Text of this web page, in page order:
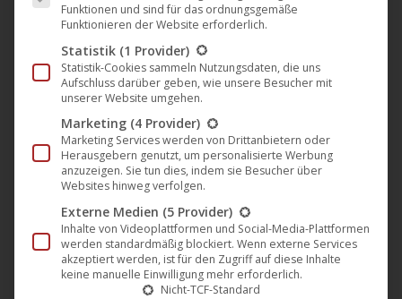
Sie sehen gerade einen Platzhalterinhalt
vonYouTube. Um auf den eigentlichen
Inhalt zuzugreifen, klicken Sie auf die
Schaltfläche unten. Bitte beachten Sie,
dass dabei Daten an Drittanbieter
weitergegeben werden.
Mehr Informationen
Inhalt entsperren
Erforderlichen Service akzeptieren
Funktionen und sind für das ordnungsgemäße
Funktionieren der Website erforderlich.
Statistik (1 Provider)
Statistik-Cookies sammeln Nutzungsdaten, die uns
Aufschluss darüber geben, wie unsere Besucher mit
unserer Website umgehen.
Marketing (4 Provider)
Marketing Services werden von Drittanbietern oder
Herausgebern genutzt, um personalisierte Werbung
anzuzeigen. Sie tun dies, indem sie Besucher über
Websites hinweg verfolgen.
Externe Medien (5 Provider)
Inhalte von Videoplattformen und Social-Media-Plattformen
werden standardmäßig blockiert. Wenn externe Services
akzeptiert werden, ist für den Zugriff auf diese Inhalte
keine manuelle Einwilligung mehr erforderlich.
Nicht-TCF-Standard